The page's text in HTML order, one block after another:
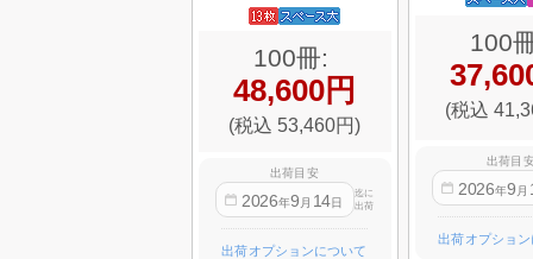
100冊:
48,600円
(税込 53,460円)
出荷目安
2026年9 月 14日
迄に
出荷
出荷オプションについて
100
(税込
出荷目
2026年9 月
出荷オプショ